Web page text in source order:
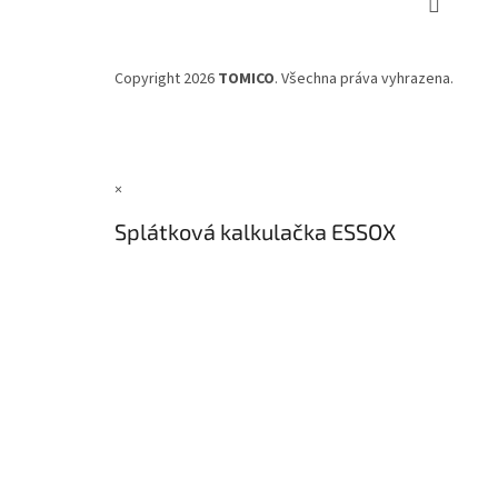
Copyright 2026 TOMICO. Všechna práva vyhrazena.
×
Splátková kalkulačka ESSOX